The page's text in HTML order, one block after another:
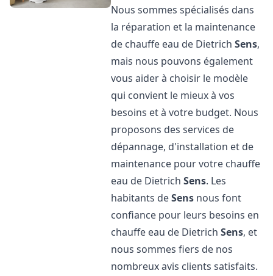
Nous sommes spécialisés dans
la réparation et la maintenance
de chauffe eau de DietrichSens,
mais nous pouvons également
vous aider à choisir le modèle
qui convient le mieux à vos
besoins et à votre budget. Nous
proposons des services de
dépannage, d'installation et de
maintenance pour votre chauffe
eau de DietrichSens. Les
habitants deSens nous font
confiance pour leurs besoins en
chauffe eau de DietrichSens, et
nous sommes fiers de nos
nombreux avis clients satisfaits.